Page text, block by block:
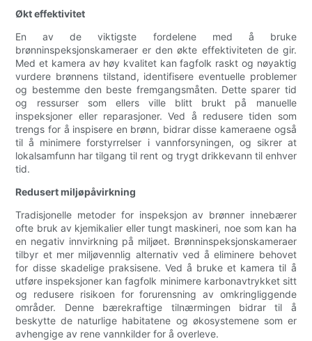
Økt effektivitet
En av de viktigste fordelene med å bruke
brønninspeksjonskameraer er den økte effektiviteten de gir.
Med et kamera av høy kvalitet kan fagfolk raskt og nøyaktig
vurdere brønnens tilstand, identifisere eventuelle problemer
og bestemme den beste fremgangsmåten. Dette sparer tid
og ressurser som ellers ville blitt brukt på manuelle
inspeksjoner eller reparasjoner. Ved å redusere tiden som
trengs for å inspisere en brønn, bidrar disse kameraene også
til å minimere forstyrrelser i vannforsyningen, og sikrer at
lokalsamfunn har tilgang til rent og trygt drikkevann til enhver
tid.
Redusert miljøpåvirkning
Tradisjonelle metoder for inspeksjon av brønner innebærer
ofte bruk av kjemikalier eller tungt maskineri, noe som kan ha
en negativ innvirkning på miljøet. Brønninspeksjonskameraer
tilbyr et mer miljøvennlig alternativ ved å eliminere behovet
for disse skadelige praksisene. Ved å bruke et kamera til å
utføre inspeksjoner kan fagfolk minimere karbonavtrykket sitt
og redusere risikoen for forurensning av omkringliggende
områder. Denne bærekraftige tilnærmingen bidrar til å
beskytte de naturlige habitatene og økosystemene som er
avhengige av rene vannkilder for å overleve.